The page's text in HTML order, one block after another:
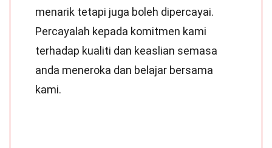
menarik tetapi juga boleh dipercayai.
Percayalah kepada komitmen kami
terhadap kualiti dan keaslian semasa
anda meneroka dan belajar bersama
kami.